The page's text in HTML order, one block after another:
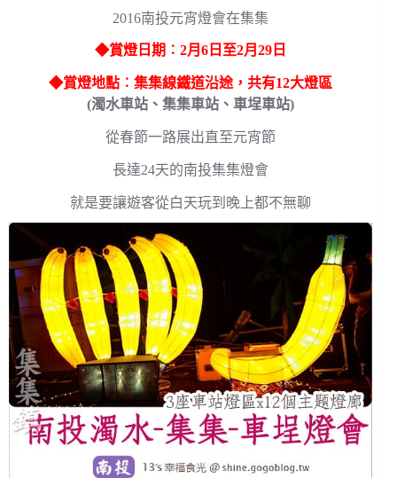
2016南投元宵燈會在集集
◆賞燈日期︰2月6日至2月29日
◆賞燈地點︰集集線鐵道沿途，共有12大燈區
(濁水車站、集集車站、車埕車站)
從春節一路展出直至元宵節
長達24天的南投集集燈會
就是要讓遊客從白天玩到晚上都不無聊